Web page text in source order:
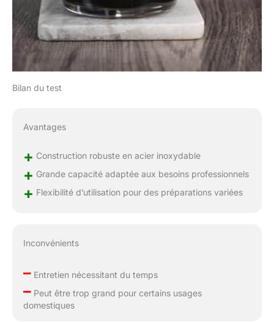
Bilan du test
Avantages
+ Construction robuste en acier inoxydable
+ Grande capacité adaptée aux besoins professionnels
+ Flexibilité d’utilisation pour des préparations variées
Inconvénients
–Entretien nécessitant du temps
–Peut être trop grand pour certains usages
domestiques